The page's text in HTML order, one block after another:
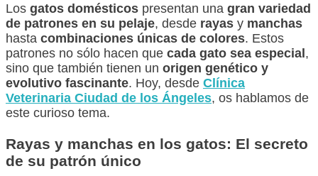
Los gatos domésticos presentan una gran variedad
de patrones en su pelaje, desde rayas y manchas
hasta combinaciones únicas de colores. Estos
patrones no sólo hacen que cada gato sea especial,
sino que también tienen un origen genético y
evolutivo fascinante. Hoy, desde Clínica
Veterinaria Ciudad de los Ángeles, os hablamos de
este curioso tema.
Rayas y manchas en los gatos: El secreto
de su patrón único